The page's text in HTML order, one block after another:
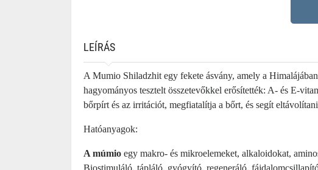
LEÍRÁS
A Mumio Shiladzhit egy fekete ásvány, amely a
hagyományos tesztelt összetevőkkel erősítették: A- és E-
bőrpírt és az irritációt, megfiatalítja a bőrt, és segít
Hatóanyagok:
A múmio egy makro- és mikroelemeket, alkaloidokat,
Biostimuláló, tápláló, gyógyító, regeneráló,